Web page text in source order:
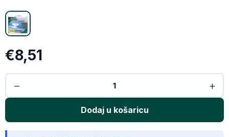
€8,51